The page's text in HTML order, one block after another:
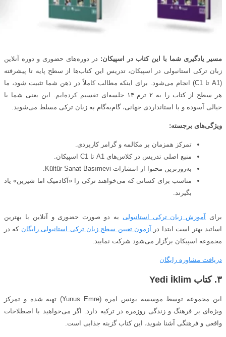
مسیر یادگیری شما با این کتاب در اسپیکان: در دوره‌های حضوری و دوره آنلاین
زبان ترکی استانبولی در اسپیکان، تدریس این کتاب‌ها از سطح پایه تا پیشرفته
(A1 تا C1) انجام می‌شود. برای اینکه مطالب کاملاً در ذهن شما تثبیت شود، ما
هر سطح از کتاب را به ۲ ترم ۱۴ جلسه‌ای تقسیم کرده‌ایم. این یعنی شما با
خیالی آسوده و با استانداردی جهانی، گام‌به‌گام به زبان ترکی مسلط می‌شوید.
ویژگی‌های برجسته:
تمرکز همزمان بر مکالمه و گرامر کاربردی.
منبع اصلی تدریس در کلاس‌های A1 تا C1 اسپیکان.
به‌روزترین محتوا از انتشارات Kültür Sanat Basımevi.
مناسب برای کسانی که می‌خواهند ترکی را «آکادمیک اما شیرین» یاد
بگیرند.
برای آموزش زبان ترکی استانبولی به دو صورت حضوری و آنلاین با بهترین
اساتید بهتر است ابتدا در آزمون تعیین سطح زبان ترکی استانبولی رایگان که در
مجموعه اسپیکان برگزار می‌شود شرکت نمایید.
دریافت مشاوره رایگان
۳. کتاب Yedi İklim
این مجموعه توسط موسسه یونس امره (Yunus Emre) تهیه شده و تمرکز
ویژه‌ای بر فرهنگ و زندگی روزمره در ترکیه دارد. اگر می‌خواهید با اصطلاحات
واقعی و فرهنگی آشنا شوید، این کتاب گزینه جذابی است.